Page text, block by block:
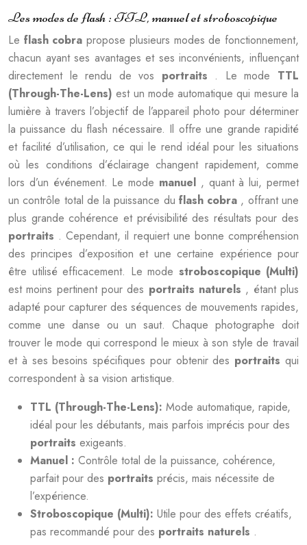
Les modes de flash : TTL, manuel et stroboscopique
Le flash cobrapropose plusieurs modes de fonctionnement,
chacun ayant ses avantages et ses inconvénients, influençant
directement le rendu de vos portraits . Le mode TTL
(Through-The-Lens)est un mode automatique qui mesure la
lumière à travers l’objectif de l’appareil photo pour déterminer
la puissance du flash nécessaire. Il offre une grande rapidité
et facilité d’utilisation, ce qui le rend idéal pour les situations
où les conditions d’éclairage changent rapidement, comme
lors d’un événement. Le mode manuel , quant à lui, permet
un contrôle total de la puissance du flash cobra , offrant une
plus grande cohérence et prévisibilité des résultats pour des
portraits . Cependant, il requiert une bonne compréhension
des principes d’exposition et une certaine expérience pour
être utilisé efficacement. Le mode stroboscopique (Multi)
est moins pertinent pour des portraits naturels , étant plus
adapté pour capturer des séquences de mouvements rapides,
comme une danse ou un saut. Chaque photographe doit
trouver le mode qui correspond le mieux à son style de travail
et à ses besoins spécifiques pour obtenir des portraitsqui
correspondent à sa vision artistique.
TTL (Through-The-Lens): Mode automatique, rapide,
idéal pour les débutants, mais parfois imprécis pour des
portraits exigeants.
Manuel : Contrôle total de la puissance, cohérence,
parfait pour des portraits précis, mais nécessite de
l’expérience.
Stroboscopique (Multi): Utile pour des effets créatifs,
pas recommandé pour des portraits naturels .